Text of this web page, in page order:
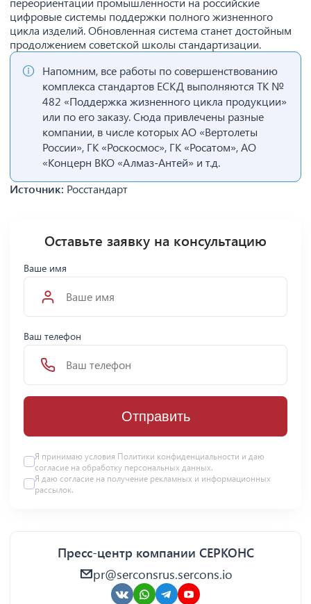
цифровые системы поддержки полного жизненного
цикла изделий. Обновленная система станет достойным
продолжением советской школы стандартизации.
Напомним, все работы по совершенствованию
комплекса стандартов ЕСКД выполняются ТК №
482 «Поддержка жизненного цикла продукции»
или по его заказу. Сюда привлечены разные
компании, в числе которых АО «Вертолеты
России», ГК «Роскосмос», ГК «Росатом», АО
«Концерн ВКО «Алмаз-Антей» и т.д.
Источник: Росстандарт
Оставьте заявку на консультацию
Ваше имя
Ваш телефон
Отправить
Я принимаю условия Политики конфиденциальности и даю
согласие на обработку персональных данных.
Я даю согласие на получение рекламных и информационных
рассылок.
Пресс-центр компании СЕРКОНС
pr@serconsrus.sercons.io